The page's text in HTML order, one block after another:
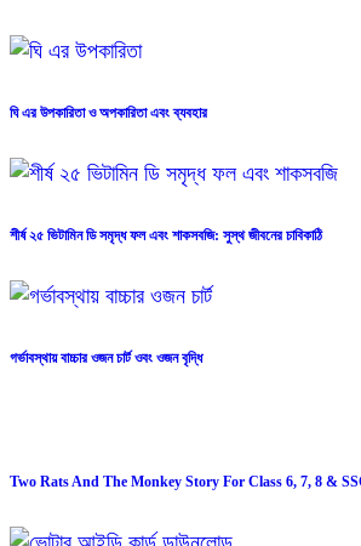
ঘি এর উপকারিতা ও অপকারিতা এবং ব্যবহার
শীর্ষ ২৫ ভিটামিন ডি সমৃদ্ধ ফল এবং শাকসবজি: সুস্থ জীবনের চাবিকাঠি
গর্ভাবস্থায় বাচ্চার ওজন চার্ট ওবং ওজন বৃদ্ধি
Two Rats And The Monkey Story For Class 6, 7, 8 &